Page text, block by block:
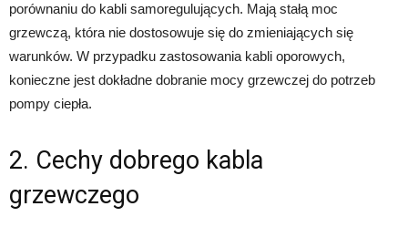
porównaniu do kabli samoregulujących. Mają stałą moc
grzewczą, która nie dostosowuje się do zmieniających się
warunków. W przypadku zastosowania kabli oporowych,
konieczne jest dokładne dobranie mocy grzewczej do potrzeb
pompy ciepła.
2. Cechy dobrego kabla
grzewczego